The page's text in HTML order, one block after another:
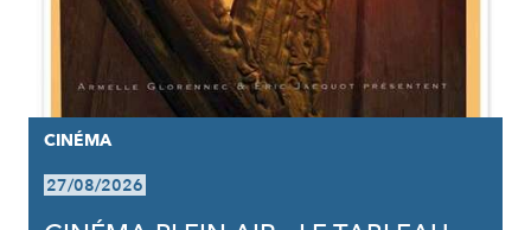
CINÉMA
27/08/2026